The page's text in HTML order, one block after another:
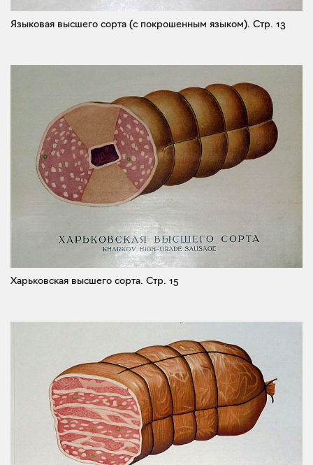
Языковая высшего сорта (с покрошенным языком). Стр. 13
Харьковская высшего сорта. Стр. 15